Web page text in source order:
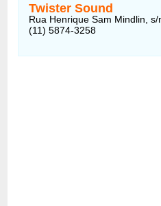
Twister Sound
Rua Henrique Sam Mindlin,
(11) 5874-3258